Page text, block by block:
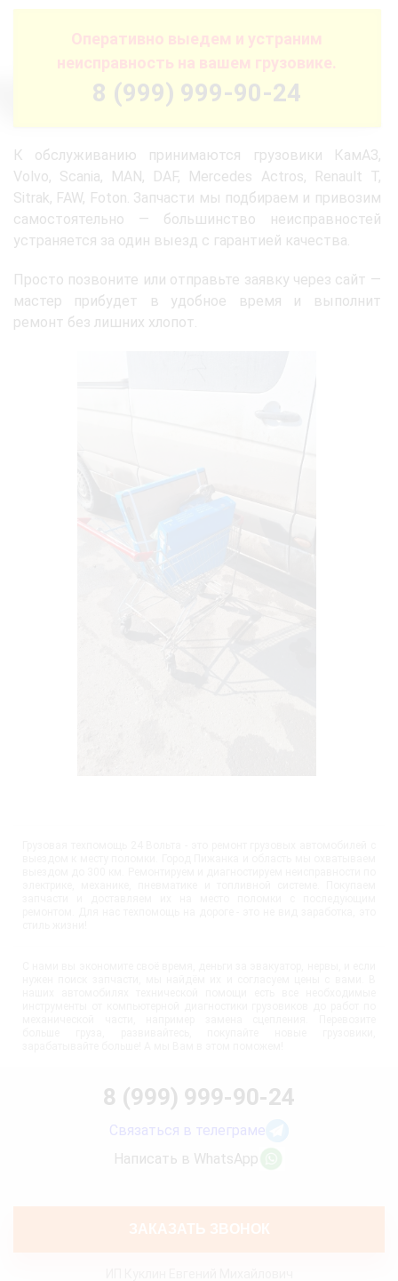
Оперативно выедем и устраним
неисправность на вашем грузовике.
8 (999) 999-90-24
К обслуживанию принимаются грузовики КамАЗ,
Volvo, Scania, MAN, DAF, Mercedes Actros, Renault T,
Sitrak, FAW, Foton. Запчасти мы подбираем и привозим
самостоятельно — большинство неисправностей
устраняется за один выезд с гарантией качества.
Просто позвоните или отправьте заявку через сайт —
мастер прибудет в удобное время и выполнит
ремонт без лишних хлопот.
8 (999) 999-90-24
Связаться в телеграме
Написать в WhatsApp
ЗАКАЗАТЬ ЗВОНОК